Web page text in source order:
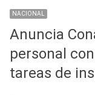
NACIONAL
Anuncia
personal
tareas de